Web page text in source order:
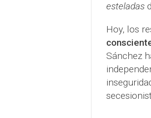
esteladas
Hoy, los
Sánchez